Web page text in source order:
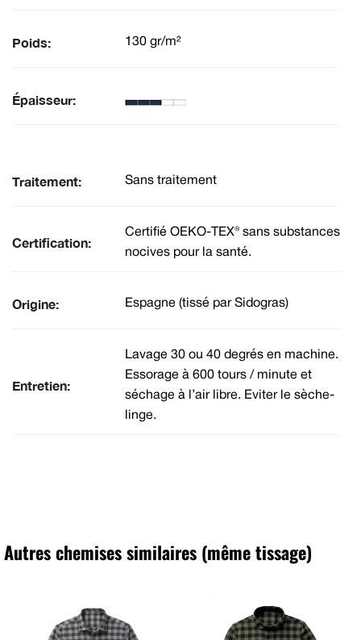
Poids: 130 gr/m²
Épaisseur:
Traitement: Sans traitement
Certification:
Certifié OEKO-TEX® sans substances
nocives pour la santé.
Origine: Espagne (tissé par Sidogras)
Entretien:
Lavage 30 ou 40 degrés en machine.
Essorage à 600 tours / minute et
séchage à l’air libre. Eviter le sèche-
linge.
Autres chemises similaires (même tissage)